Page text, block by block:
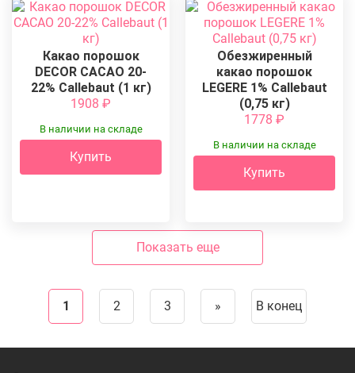
Какао порошок
DECOR CACAO 20-
22% Callebaut (1 кг)
1908 ₽
В наличии на складе
Купить
Обезжиренный
какао порошок
LEGERE 1% Callebaut
(0,75 кг)
1778 ₽
В наличии на складе
Купить
Показать еще
1 2 3 » В конец